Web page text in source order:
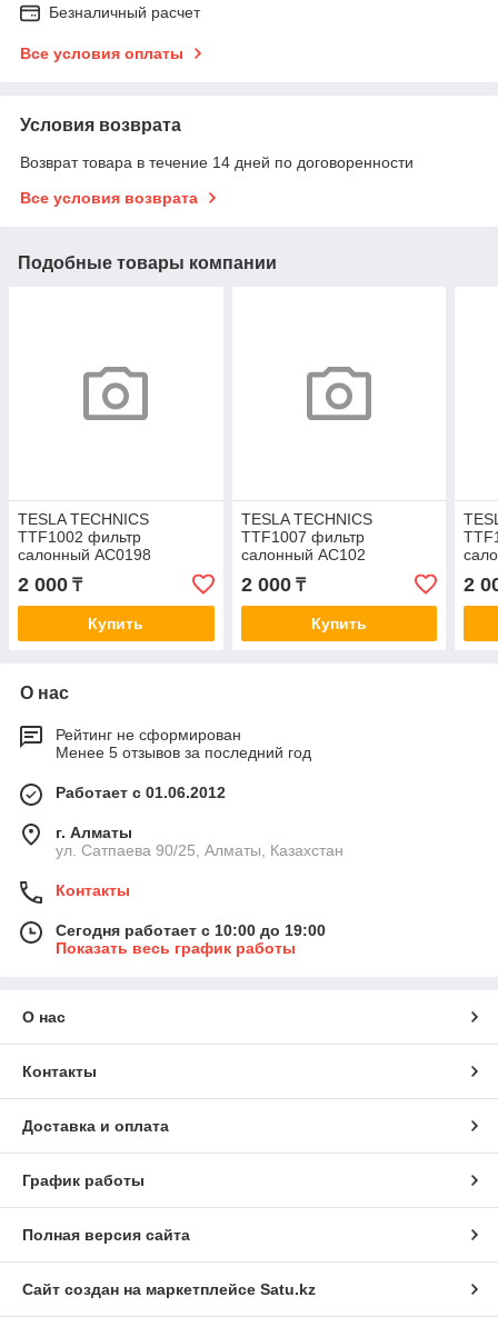
Безналичный расчет
Все условия оплаты
Условия возврата
Возврат товара в течение 14 дней по договоренности
Все условия возврата
Подобные товары компании
TESLA TECHNICS
TTF1002 фильтр
салонный AC0198
2 000 ₸
Купить
TESLA TECHNICS
TTF1007 фильтр
салонный AC102
2 000₸
Купить
2
О нас
Рейтинг не сформирован
Менее 5 отзывов за последний год
Работает с 01.06.2012
г. Алматы
ул. Сатпаева 90/25, Алматы, Казахстан
Контакты
Сегодня работает с 10:00 до 19:00
Показать весь график работы
О нас
Контакты
Доставка и оплата
График работы
Полная версия сайта
Сайт создан на маркетплейсе Satu.kz